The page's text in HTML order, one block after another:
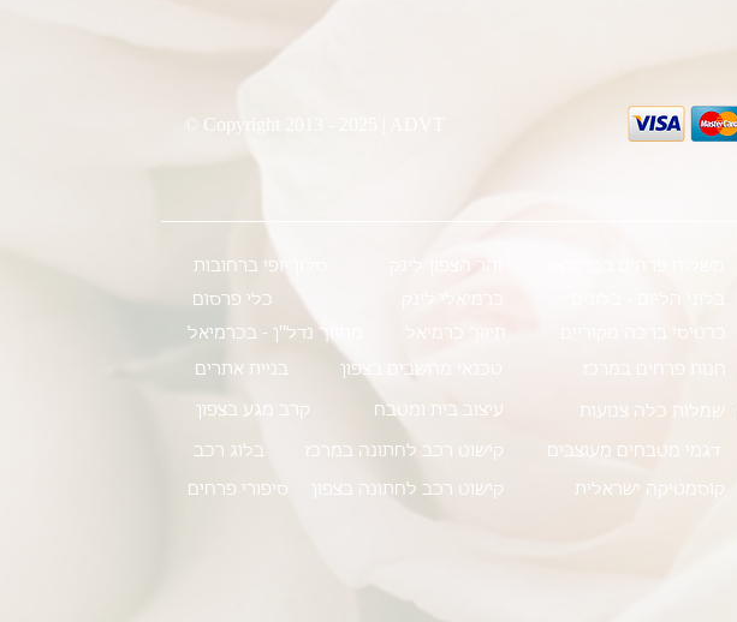
© Copyright 2013 - 2025 | ADVT
סלון יופי ברחובות זהר הצפון לינק
כלי פרסום
כרמיאלי לינק
מתווך נדל''ן - בכרמיאל
תיווך כרמיאל כרטיסי ברכה מקוריים
בניית אתרים טכנאי מחשבים בצפון חנות פרחים במרכז
קרב מגע בצפון עיצוב בית ומטבח
בלוג רכב קישוט רכב לחתונה במרכז
סיפורי פרחים קישוט רכב לחתונה בצפון
שמלות כלה צנועות
קוסמטיקה ישראלית